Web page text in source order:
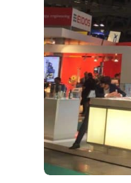
Fiere